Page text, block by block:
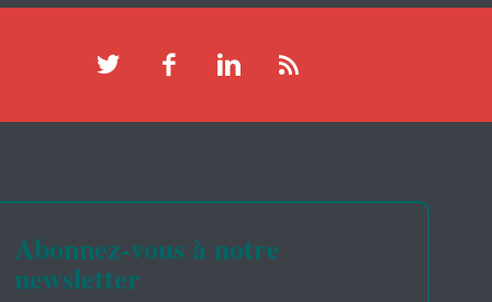
Abonnez-vous à notre
newsletter